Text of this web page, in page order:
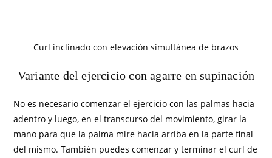
Curl inclinado con elevación simultánea de brazos
Variante del ejercicio con agarre en supinación
No es necesario comenzar el ejercicio con las palmas hacia
adentro y luego, en el transcurso del movimiento, girar la
mano para que la palma mire hacia arriba en la parte final
del mismo. También puedes comenzar y terminar el curl de